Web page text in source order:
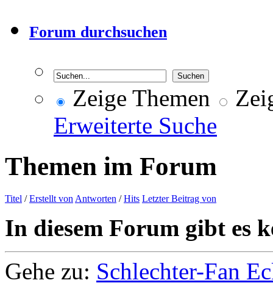
Forum durchsuchen
Zeige Themen
Erweiterte Suche
Themen im Forum
Titel /Erstellt von Antworten /Hits Letzter Beitrag von
In diesem Forum gibt es
Gehe zu: Schlechter-Fan